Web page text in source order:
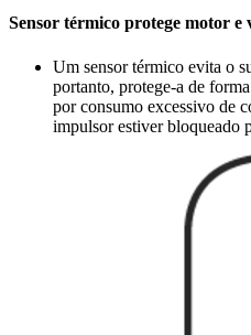
Sensor térmico protege motor e
Um sensor térmico evita o
portanto, protege-a de
por consumo excessivo de
impulsor estiver bloqueado